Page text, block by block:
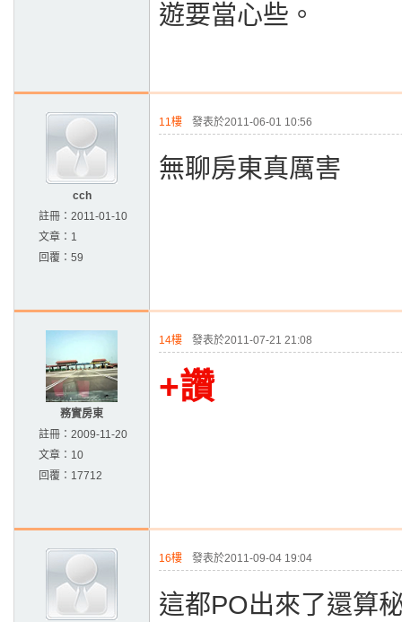
遊要當心些。
cch
註冊： 2011-01-10
文章： 1
回覆： 59
11樓 發表於2011-06-01 10:56
無聊房東真厲害
務實房東
註冊： 2009-11-20
文章： 10
回覆： 17712
14樓 發表於2011-07-21 21:08
+讚
16樓 發表於2011-09-04 19:04
這都PO出來了還算